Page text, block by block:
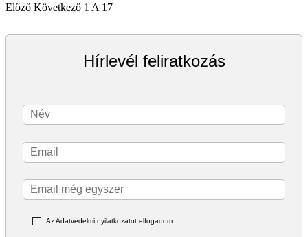
Előző Következő 1 A 17
Hírlevél feliratkozás
Az Adatvédelmi nyilatkozatot elfogadom